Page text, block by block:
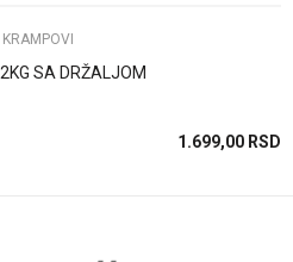
SA DRŽALJOM
1.699,00 RSD